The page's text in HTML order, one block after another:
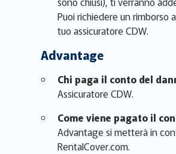
Puoi richiedere un rimborso
tuo assicuratore CDW.
Advantage
Chi paga il conto del
Assicuratore CDW.
Come viene pagato il
Advantage si metterà in
RentalCover.com.